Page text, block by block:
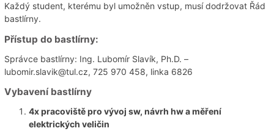
Každý student, kterému byl umožněn vstup, musí dodržovat Řád
bastlírny.
Přístup do bastlírny:
Správce bastlírny: Ing. Lubomír Slavík, Ph.D. –
lubomir.slavik@tul.cz, 725 970 458, linka 6826
Vybavení bastlírny
4x pracoviště pro vývoj sw, návrh hw a měření
elektrických veličin